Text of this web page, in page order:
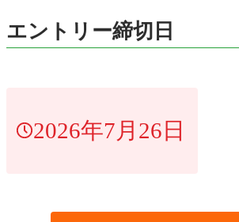
エントリー締切日
2026年7月26日